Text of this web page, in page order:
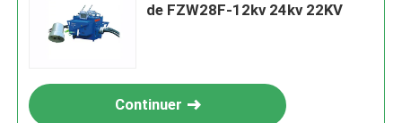
de FZW28F-12kv 24kv 22KV
Continuer